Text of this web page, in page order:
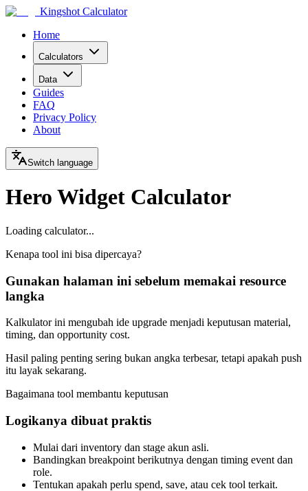
Kingshot Calculator
Home
Calculators
Data
Guides
FAQ
Privacy Policy
About
Switch language
Hero Widget Calculator
Loading calculator...
Kenapa tool ini bisa dipercaya?
Gunakan halaman ini sebelum memakai resource
langka
Kalkulator ini mengubah ide upgrade menjadi keputusan material,
timing, dan opportunity cost.
Hasil paling penting sering bukan angka terbesar, tetapi apakah push
itu layak sekarang.
Bagaimana tool membantu keputusan
Logikanya dibuat praktis
Mulai dari inventory dan stage akun asli.
Bandingkan breakpoint berikutnya dengan timing event dan
role.
Tentukan apakah perlu spend, save, atau cek tool terkait.